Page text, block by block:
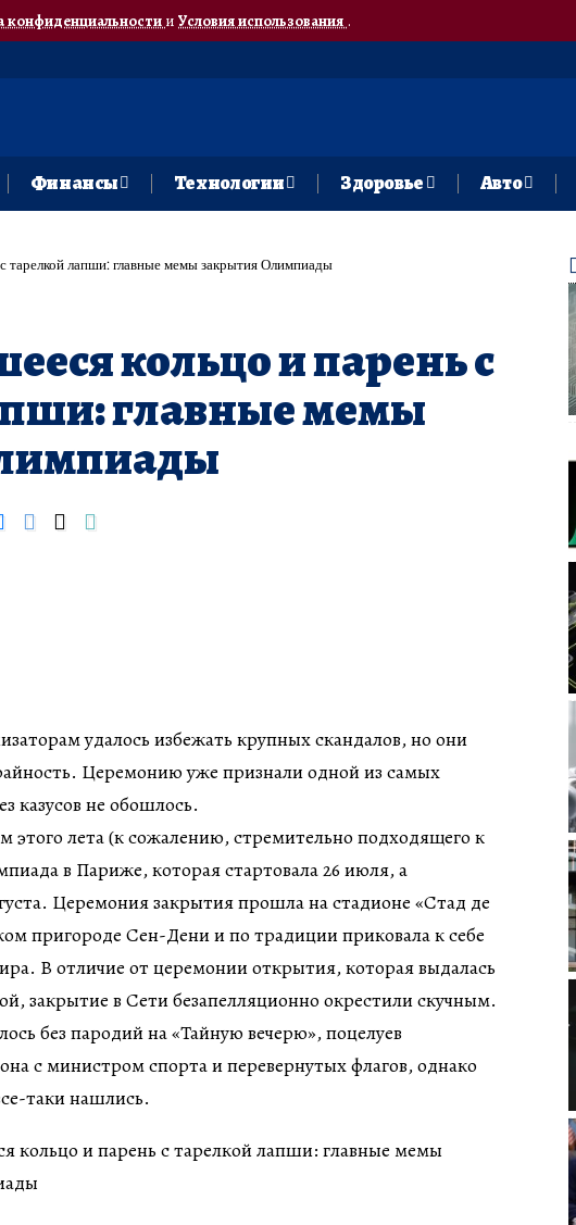
конфиденциальностии Условия использования.
Финансы Технологии Здоровье Авто
тарелкой лапши: главные мемы закрытия Олимпиады
кольцо и парень с
главные мемы
удалось избежать крупных скандалов, но они
Церемонию уже признали одной из самых
казусов не обошлось.
этого лета (к сожалению, стремительно подходящего к
в Париже, которая стартовала 26 июля, а
Церемония закрытия прошла на стадионе «Стад де
пригороде Сен-Дени и по традиции приковала к себе
В отличие от церемонии открытия, которая выдалась
закрытие в Сети безапелляционно окрестили скучным.
без пародий на «Тайную вечерю», поцелуев
с министром спорта и перевернутых флагов, однако
таки нашлись.